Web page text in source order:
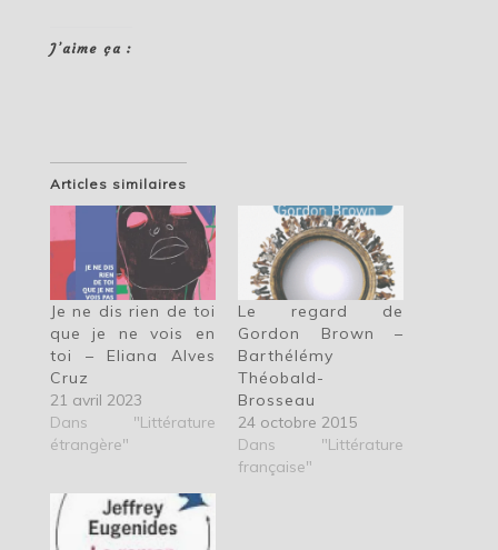
J’aime ça :
Articles similaires
Je ne dis rien de toi
que je ne vois en
toi – Eliana Alves
Cruz
21 avril 2023
Dans "Littérature
étrangère"
Le regard de
Gordon Brown –
Barthélémy
Théobald-
Brosseau
24 octobre 2015
Dans "Littérature
française"